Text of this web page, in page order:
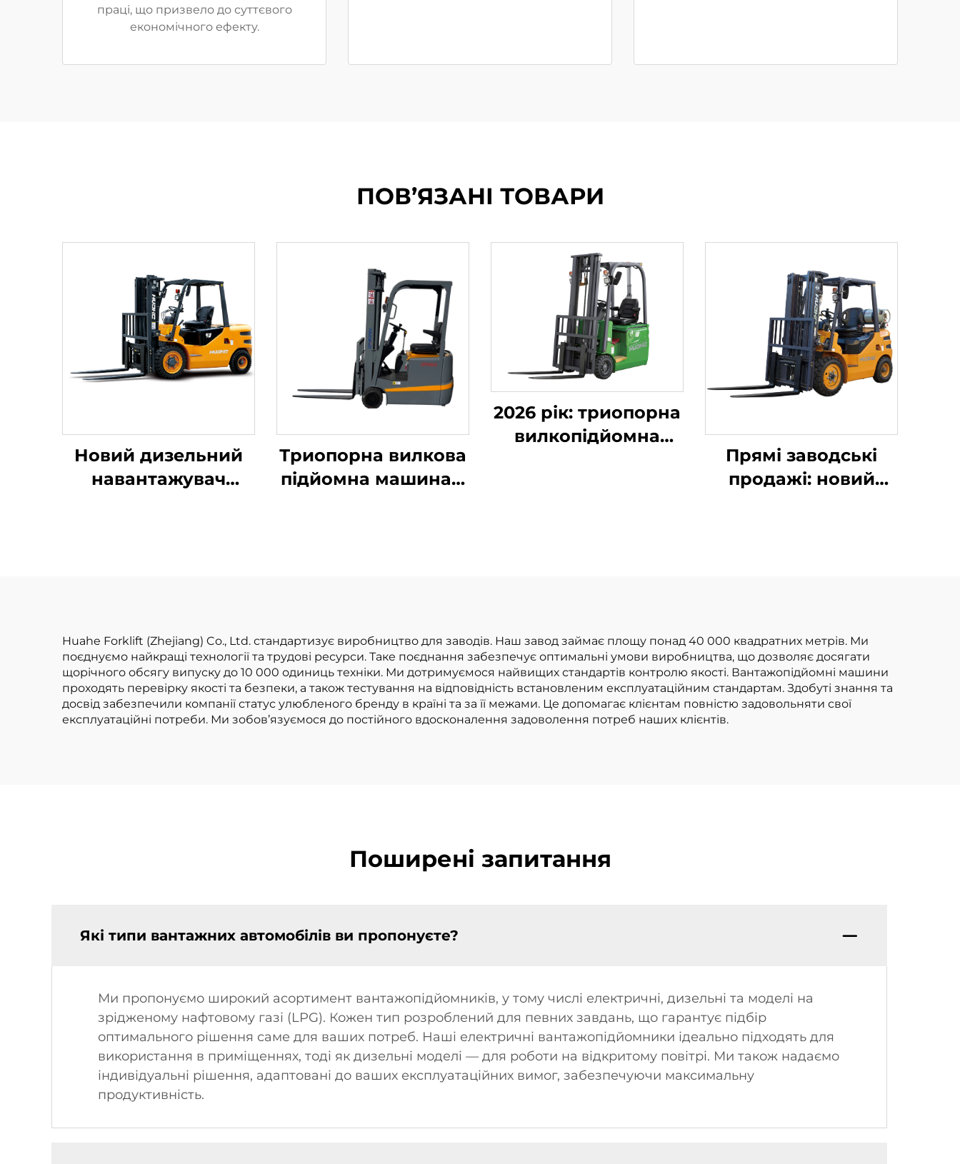
праці, що призвело до суттєвого
економічного ефекту.
ПОВ’ЯЗАНІ ТОВАРИ
Новий дизельний
навантажувач
Триопорна вилкова
підйомна машина з
2026 рік: триопорна
вилкопідйомна
Прямі заводські
продажі: новий
2,5 т із двигуном
NISSAN K21
Huahe Forklift (Zhejiang) Co., Ltd. стандартизує виробництво для заводів. Наш завод займає площу понад 40 000 квадратних метрів. Ми
поєднуємо найкращі технології та трудові ресурси. Таке поєднання забезпечує оптимальні умови виробництва, що дозволяє досягати
щорічного обсягу випуску до 10 000 одиниць техніки. Ми дотримуємося найвищих стандартів контролю якості. Вантажопідйомні машини
проходять перевірку якості та безпеки, а також тестування на відповідність встановленим експлуатаційним стандартам. Здобуті знання та
досвід забезпечили компанії статус улюбленого бренду в країні та за її межами. Це допомагає клієнтам повністю задовольняти свої
експлуатаційні потреби. Ми зобов’язуємося до постійного вдосконалення задоволення потреб наших клієнтів.
Поширені запитання
Які типи вантажних автомобілів ви пропонуєте?
Ми пропонуємо широкий асортимент вантажопідйомників, у тому числі електричні, дизельні та моделі на
зрідженому нафтовому газі (LPG). Кожен тип розроблений для певних завдань, що гарантує підбір
оптимального рішення саме для ваших потреб. Наші електричні вантажопідйомники ідеально підходять для
використання в приміщеннях, тоді як дизельні моделі — для роботи на відкритому повітрі. Ми також надаємо
індивідуальні рішення, адаптовані до ваших експлуатаційних вимог, забезпечуючи максимальну
продуктивність.